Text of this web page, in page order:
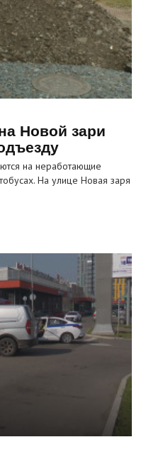
Новой зари
на неработающие
На улице Новая заря